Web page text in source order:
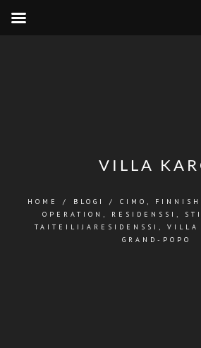
VILLA
HOME / BLOGI / CIMO
OPERATION
RESIDENSSI
TAITEILIJARESIDENSSI
VILLA
GRAND-POPO